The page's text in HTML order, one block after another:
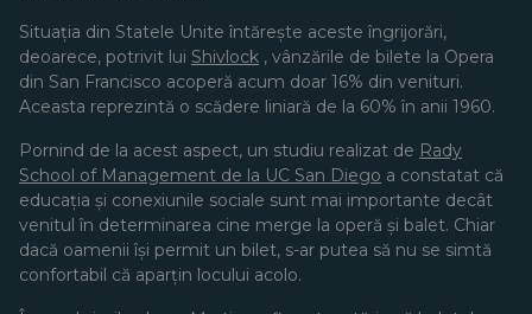
Situația din Statele Unite întărește aceste îngrijorări,
deoarece, potrivit lui Shivlock , vânzările de bilete la Opera
din San Francisco acoperă acum doar 16% din venituri.
Aceasta reprezintă o scădere liniară de la 60% în anii 1960.
Pornind de la acest aspect, un studiu realizat de Rady
School of Management de la UC San Diego a constatat că
educația și conexiunile sociale sunt mai importante decât
venitul în determinarea cine merge la operă și balet. Chiar
dacă oamenii își permit un bilet, s-ar putea să nu se simtă
confortabil că aparțin locului acolo.